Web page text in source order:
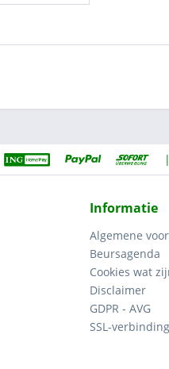
|
Informatie
Algemene
Beursagenda
Cookies wat
Disclaimer
GDPR - AVG
SSL-verbinding